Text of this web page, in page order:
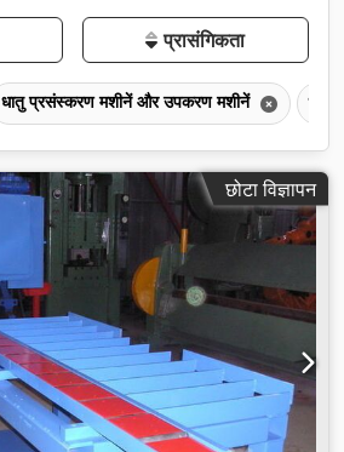
प्रासंगिकता
धातु प्रसंस्करण मशीनें और उपकरण मशीनें धातु
छोटा विज्ञापन